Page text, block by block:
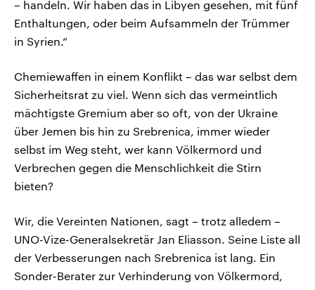
– handeln. Wir haben das in Libyen gesehen, mit fünf
Enthaltungen, oder beim Aufsammeln der Trümmer
in Syrien.“
Chemiewaffen in einem Konflikt – das war selbst dem
Sicherheitsrat zu viel. Wenn sich das vermeintlich
mächtigste Gremium aber so oft, von der Ukraine
über Jemen bis hin zu Srebrenica, immer wieder
selbst im Weg steht, wer kann Völkermord und
Verbrechen gegen die Menschlichkeit die Stirn
bieten?
Wir, die Vereinten Nationen, sagt – trotz alledem –
UNO-Vize-Generalsekretär Jan Eliasson. Seine Liste all
der Verbesserungen nach Srebrenica ist lang. Ein
Sonder-Berater zur Verhinderung von Völkermord,